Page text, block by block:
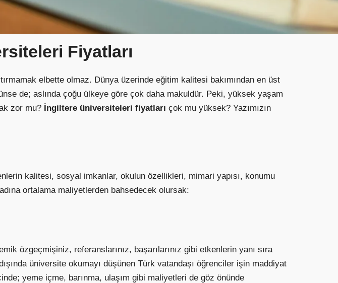
Fiyatları
elbette olmaz. Dünya üzerinde eğitim kalitesi bakımından en üst
de; aslında çoğu ülkeye göre çok daha makuldür. Peki, yüksek yaşam
zor mu? İngiltere üniversiteleri fiyatları çok mu yüksek? Yazımızın
kalitesi, sosyal imkanlar, okulun özellikleri, mimari yapısı, konumu
ortalama maliyetlerden bahsedecek olursak:
özgeçmişiniz, referanslarınız, başarılarınız gibi etkenlerin yanı sıra
üniversite okumayı düşünen Türk vatandaşı öğrenciler işin maddiyat
yeme içme, barınma, ulaşım gibi maliyetleri de göz önünde